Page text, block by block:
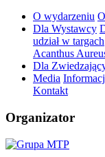
O wydarzeniu
Dla Wystawcy
udział w targach
Acanthus
Dla
Media
Kontakt
Organizator